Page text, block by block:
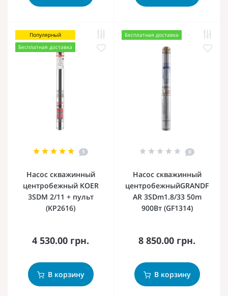
Популярный
Бесплатная доставка
1
Насос скважинный
центробежный KOER
3SDM 2/11 + пульт
(KP2616)
4 530.00 грн.
В корзину
Бесплатная доставка
0
Насос скважинный
центробежныйGRANDF
AR 3SDm1.8/33 50m
900Вт (GF1314)
8 850.00 грн.
В корзину